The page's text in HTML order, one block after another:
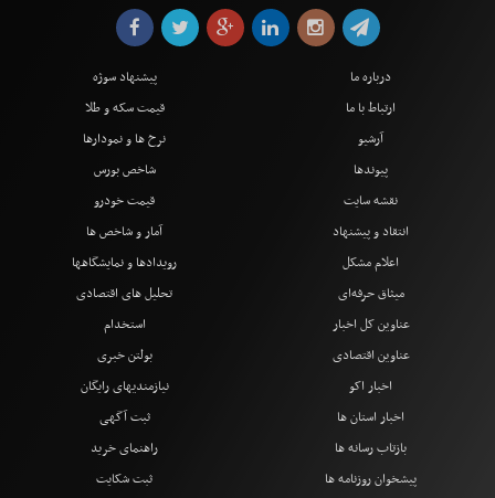
درباره ما
ارتباط با ما
آرشیو
پیوندها
نقشه سایت
انتقاد و پیشنهاد
اعلام مشکل
میثاق حرفه‌ای
پیشنهاد سوژه
قیمت سکه و طلا
نرخ ها و نمودارها
شاخص بورس
قیمت خودرو
آمار و شاخص ها
رویدادها و نمایشگاهها
تحلیل های اقتصادی
عناوین کل اخبار
عناوین اقتصادی
اخبار اکو
اخبار استان ها
بازتاب رسانه ها
پیشخوان روزنامه ها
استخدام
بولتن خبری
نیازمندیهای رایگان
ثبت آگهی
راهنمای خرید
ثبت شکایت